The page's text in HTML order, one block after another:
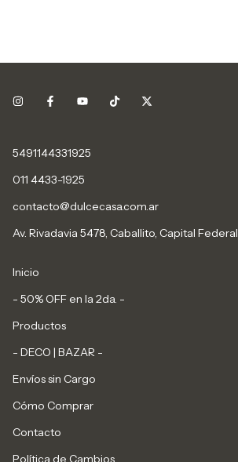
5491144331925
011 4433-1925
contacto@dulcecasa.com.ar
Av. Rivadavia 5478, Caballito, Capital Federal
Inicio
- 50% OFF en la 2da. -
Productos
- DECO | BAZAR -
Envíos sin Cargo
Cómo Comprar
Contacto
Política de Cambios